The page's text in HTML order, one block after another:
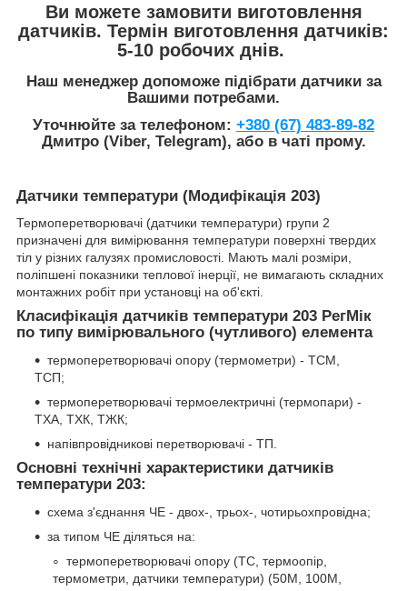
Ви можете замовити виготовлення
датчиків. Термін виготовлення датчиків:
5-10 робочих днів.
Наш менеджер допоможе підібрати датчики за
Вашими потребами.
Уточнюйте за телефоном: +380 (67) 483-89-82
Дмитро (Viber, Telegram), або в чаті прому.
Датчики температури (Модифікація 203)
Термоперетворювачі (датчики температури) групи 2
призначені для вимірювання температури поверхні твердих
тіл у різних галузях промисловості. Мають малі розміри,
поліпшені показники теплової інерції, не вимагають складних
монтажних робіт при установці на об'єкті.
Класифікація датчиків температури 203 РегМік
по типу вимірювального (чутливого) елемента
термоперетворювачі опору (термометри) - ТСМ,
ТСП;
термоперетворювачі термоелектричні (термопари) -
ТХА, ТХК, ТЖК;
напівпровідникові перетворювачі - ТП.
Основні технічні характеристики датчиків
температури 203:
схема з'єднання ЧЕ - двох-, трьох-, чотирьохпровідна;
за типом ЧЕ діляться на:
термоперетворювачі опору (ТС, термоопір,
термометри, датчики температури) (50М, 100М,